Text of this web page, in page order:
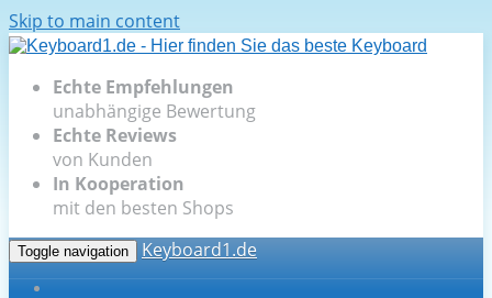
Skip to main content
Echte Empfehlungen
unabhängige Bewertung
Echte Reviews
von Kunden
In Kooperation
mit den besten Shops
Toggle navigation Keyboard1.de